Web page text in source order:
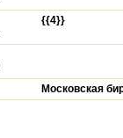
{{4}}
Московская